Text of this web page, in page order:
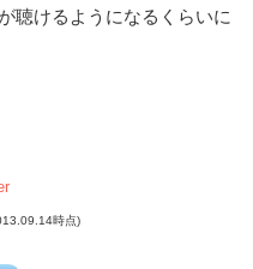
聴けるようになるくらいに
時点)